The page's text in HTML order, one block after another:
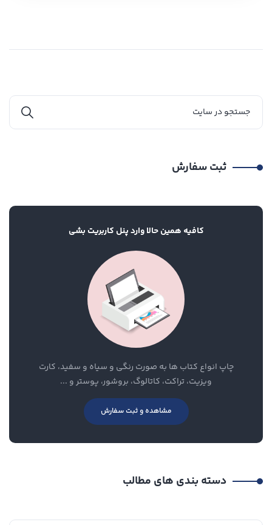
ثبت سفارش
کافیه همین حالا وارد پنل کاربریت بشی
چاپ انواع کتاب ها به صورت رنگی و سیاه و سفید، کارت
ویزیت، تراکت، کاتالوگ، بروشور، پوستر و ...
مشاهده و ثبت سفارش
دسته بندی های مطالب